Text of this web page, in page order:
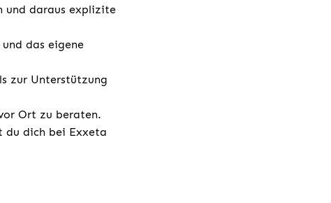
und daraus explizite
das eigene
zur Unterstützung
Ort zu beraten.
du dich bei Exxeta